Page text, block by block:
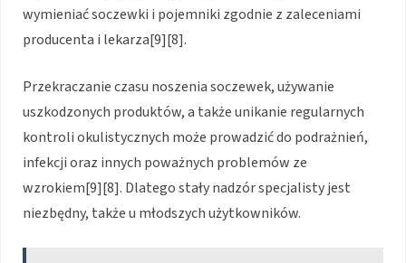
wymieniać soczewki i pojemniki zgodnie z zaleceniami
producenta i lekarza[9][8].
Przekraczanie czasu noszenia soczewek, używanie
uszkodzonych produktów, a także unikanie regularnych
kontroli okulistycznych może prowadzić do podrażnień,
infekcji oraz innych poważnych problemów ze
wzrokiem[9][8]. Dlatego stały nadzór specjalisty jest
niezbędny, także u młodszych użytkowników.